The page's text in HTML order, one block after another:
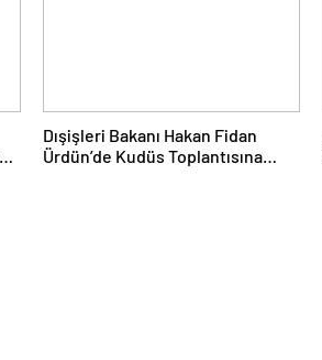
Dışişleri Bakanı Hakan Fidan
Ürdün’de Kudüs Toplantısına